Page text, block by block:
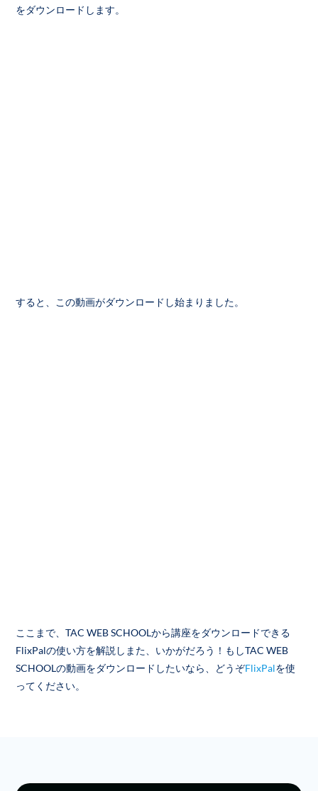
をダウンロードします。
すると、この動画がダウンロードし始まりました。
ここまで、TAC WEB SCHOOLから講座をダウンロードできる
FlixPalの使い方を解説しまた、いかがだろう！もしTAC WEB
SCHOOLの動画をダウンロードしたいなら、どうぞFlixPalを使
ってください。